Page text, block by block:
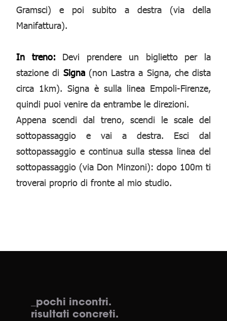
Gramsci) e poi subito a destra (via della
Manifattura).
In treno: Devi prendere un biglietto per la
stazione di Signa(non Lastra a Signa, che dista
circa 1km). Signa è sulla linea Empoli-Firenze,
quindi puoi venire da entrambe le direzioni.
Appena scendi dal treno, scendi le scale del
sottopassaggio e vai a destra. Esci dal
sottopassaggio e continua sulla stessa linea del
sottopassaggio (via Don Minzoni): dopo 100m ti
troverai proprio di fronte al mio studio.
_pochi incontri.
risultati concreti.